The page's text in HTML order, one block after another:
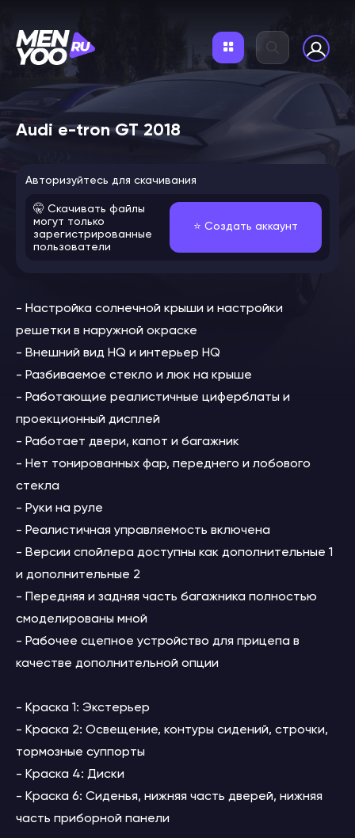
Audi e-tron GT 2018
Авторизуйтесь для скачивания
🤫 Скачивать файлы
могут только
зарегистрированные
пользователи
⭐️ Создать аккаунт
- Настройка солнечной крыши и настройки
решетки в наружной окраске
- Внешний вид HQ и интерьер HQ
- Разбиваемое стекло и люк на крыше
- Работающие реалистичные циферблаты и
проекционный дисплей
- Работает двери, капот и багажник
- Нет тонированных фар, переднего и лобового
стекла
- Руки на руле
- Реалистичная управляемость включена
- Версии спойлера доступны как дополнительные 1
и дополнительные 2
- Передняя и задняя часть багажника полностью
смоделированы мной
- Рабочее сцепное устройство для прицепа в
качестве дополнительной опции
- Краска 1: Экстерьер
- Краска 2: Освещение, контуры сидений, строчки,
тормозные суппорты
- Краска 4: Диски
- Краска 6: Сиденья, нижняя часть дверей, нижняя
часть приборной панели